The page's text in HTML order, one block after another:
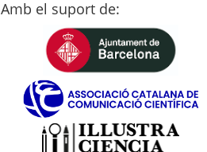
Amb el suport de: